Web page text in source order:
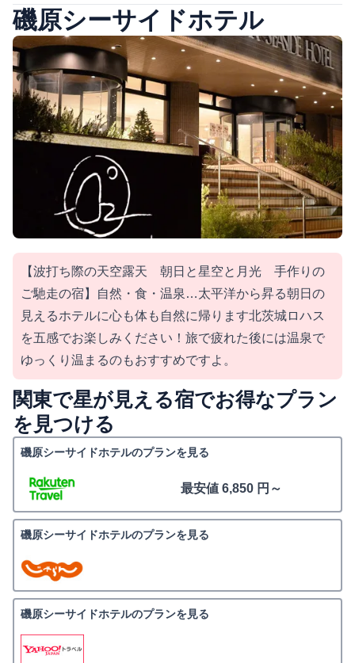
磯原シーサイドホテル
【波打ち際の天空露天 朝日と星空と月光 手作りの
ご馳走の宿】自然・食・温泉…太平洋から昇る朝日の
見えるホテルに心も体も自然に帰ります北茨城ロハス
を五感でお楽しみください！旅で疲れた後には温泉で
ゆっくり温まるのもおすすめですよ。
関東で星が見える宿でお得なプラン
を見つける
磯原シーサイドホテルのプランを見る
最安値 6,850 円～
磯原シーサイドホテルのプランを見る
磯原シーサイドホテルのプランを見る